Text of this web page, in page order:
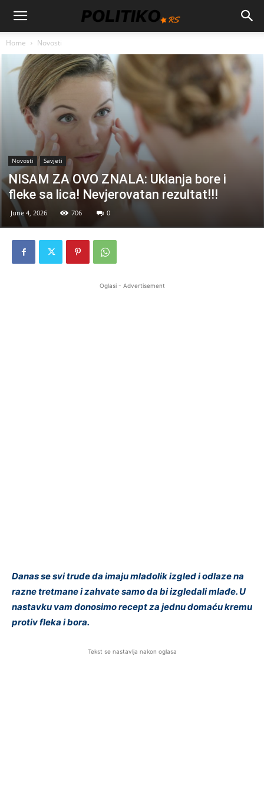
Home Novosti
Novosti Savjeti
NISAM ZA OVO ZNALA: Uklanja bore i
fleke sa lica! Nevjerovatan rezultat!!!
June 4, 2026 706 0
Oglasi - Advertisement
Danas se svi trude da imaju mladolik izgled i odlaze na
razne tretmane i zahvate samo da bi izgledali mlađe. U
nastavku vam donosimo recept za jednu domaću kremu
protiv fleka i bora.
Tekst se nastavlja nakon oglasa